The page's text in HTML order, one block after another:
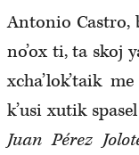
Antonio Castro,
no’ox ti, ta skoj
xcha’lok’taik
k’usi xutik
Juan Pérez